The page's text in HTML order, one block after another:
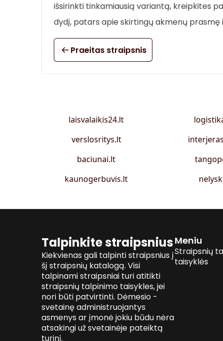
išsirinkti tinkamiausią variantą, kreipkites
dydį, patars apie skirtingų akmenų prasmę
Praeitas straipsnis
laisvalaikis24.lt
verslosritys.lt
baciunai.lt
kaunogerbuvis.lt
Talpinkite straipsnius
Kiekvienas gali talpinti straipsnius į
šį straipsnių katalogą. Visi
talpinami straipsniai turi atitikti
straipsnių talpinimo taisykles, jei
nori būti patvirtinti. Dėmesio -
svetainę administruojantys
asmenys ar įmonė jokiu būdu nėra
atsakingi už svetainėje pateiktą
turinį.
Meniu
Straipsnių
taisyklės